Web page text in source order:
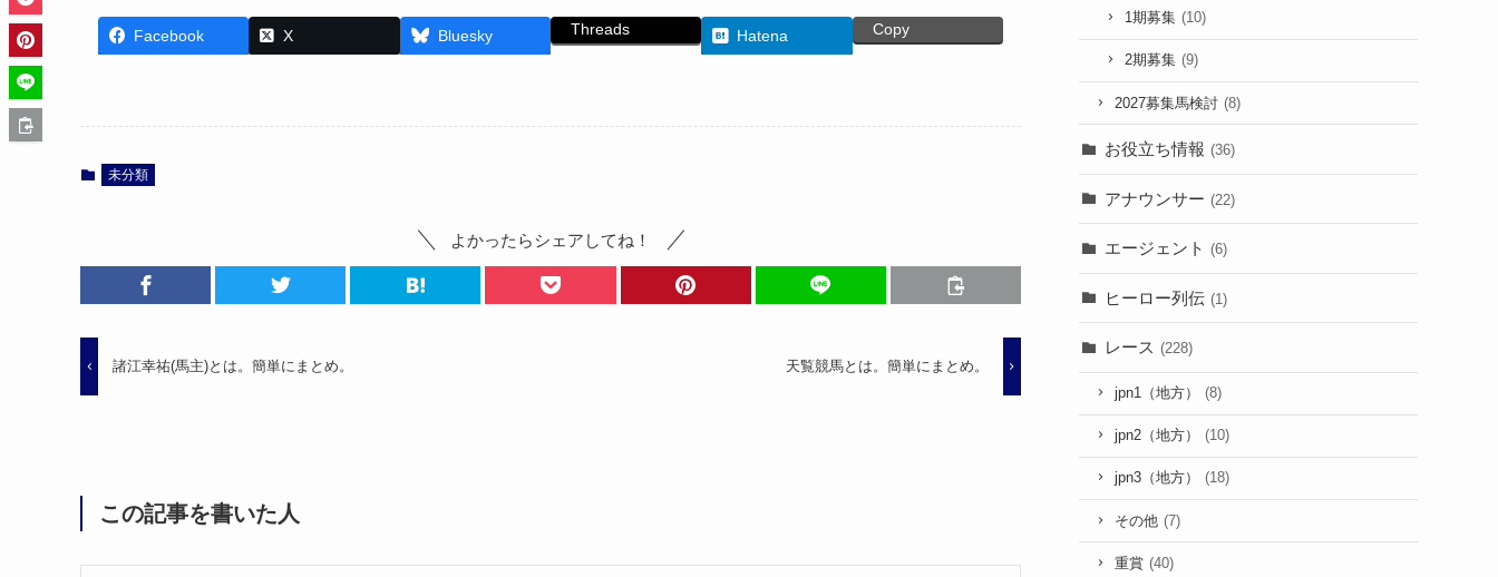
Facebook X Bluesky Threads Hatena Copy
未分類
よかったらシェアしてね！
諸江幸祐(馬主)とは。簡単にまとめ。 天覧競馬とは。簡単にまとめ。
この記事を書いた人
1期募集 (10)
2期募集 (9)
2027募集馬検討 (8)
お役立ち情報 (36)
アナウンサー (22)
エージェント (6)
ヒーロー列伝 (1)
レース (228)
jpn1（地方） (8)
jpn2（地方） (10)
jpn3（地方） (18)
その他 (7)
重賞 (40)